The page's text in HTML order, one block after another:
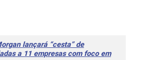
lançará “cesta” de
a 11 empresas com foco em